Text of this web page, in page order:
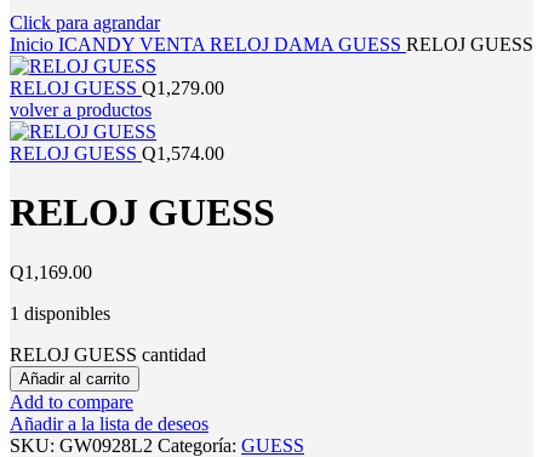
Click para agrandar
Inicio ICANDY VENTA RELOJ DAMA GUESS RELOJ GUESS
RELOJ GUESS Q1,279.00
volver a productos
RELOJ GUESS Q1,574.00
RELOJ GUESS
Q1,169.00
1 disponibles
RELOJ GUESS cantidad
Añadir al carrito
Add to compare
Añadir a la lista de deseos
SKU: GW0928L2 Categoría: GUESS